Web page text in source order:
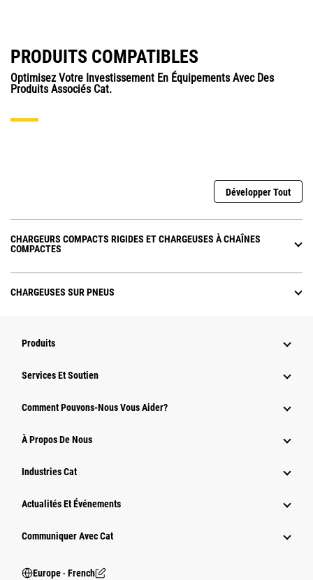
PRODUITS COMPATIBLES
Optimisez Votre Investissement En Équipements Avec Des
Produits Associés Cat.
Développer Tout
CHARGEURS COMPACTS RIGIDES ET CHARGEUSES À CHAÎNES
COMPACTES
CHARGEUSES SUR PNEUS
Produits
Services Et Soutien
Comment Pouvons-Nous Vous Aider?
À Propos De Nous
Industries Cat
Actualités Et Événements
Communiquer Avec Cat
Europe ‧ French